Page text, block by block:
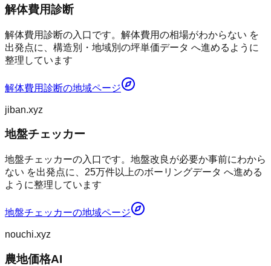
解体費用診断
解体費用診断の入口です。解体費用の相場がわからない を
出発点に、構造別・地域別の坪単価データ へ進めるように
整理しています
解体費用診断の地域ページ
jiban.xyz
地盤チェッカー
地盤チェッカーの入口です。地盤改良が必要か事前にわから
ない を出発点に、25万件以上のボーリングデータ へ進める
ように整理しています
地盤チェッカーの地域ページ
nouchi.xyz
農地価格AI